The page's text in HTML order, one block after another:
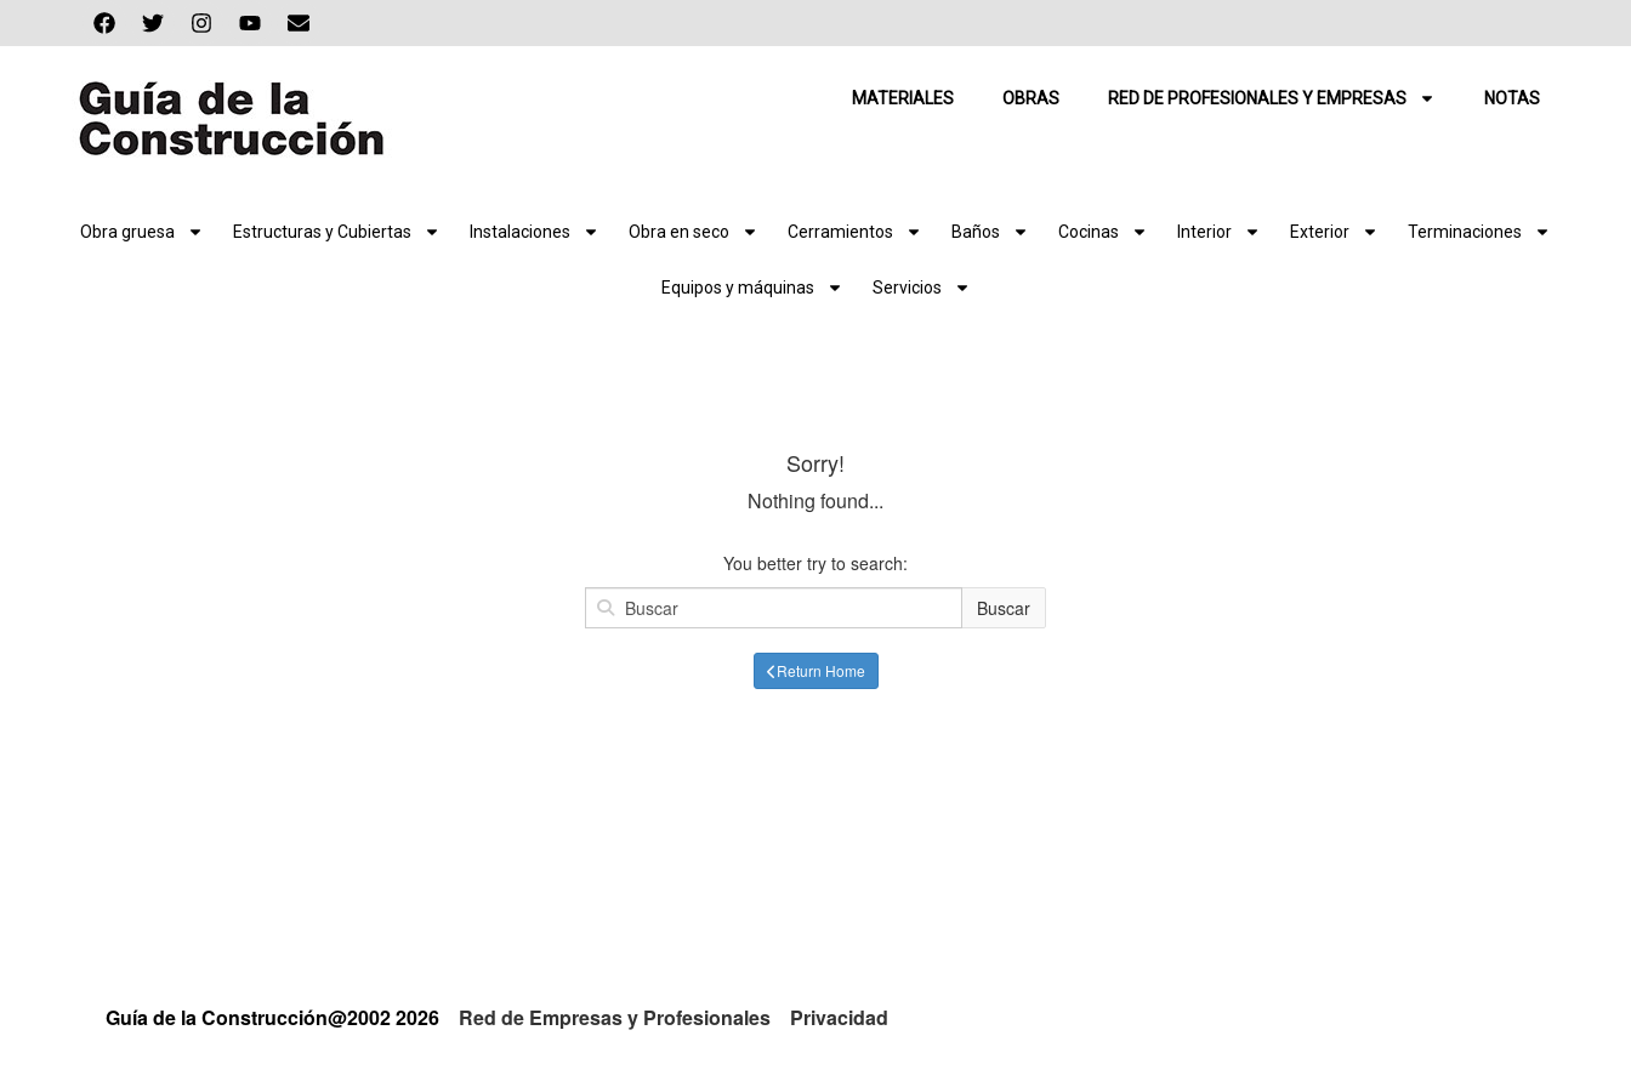
MATERIALES OBRAS RED DE PROFESIONALES Y EMPRESAS NOTAS
Obra gruesa Estructuras y Cubiertas Instalaciones Obra en seco Cerramientos Baños Cocinas Interior Exterior Terminaciones
Equipos y máquinas Servicios
Sorry!
Nothing found...
You better try to search:
Buscar
Return Home
Guía de la Construcción@2002 2026 Red de Empresas y Profesionales Privacidad